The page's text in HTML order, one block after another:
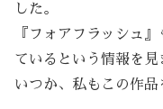
した。
『フォアフラッシュ
ているという情報を見
いつか、私もこの作品